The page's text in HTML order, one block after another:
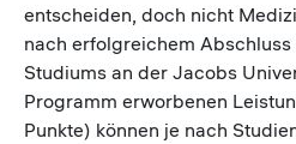
entscheiden, doch nicht
nach erfolgreichem
Studiums an der Jacobs
Programm erworbenen
Punkte) können je nach